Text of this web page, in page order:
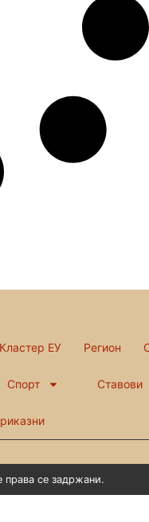
Кластер ЕУ Регион
Спорт Ставови
се задржани.